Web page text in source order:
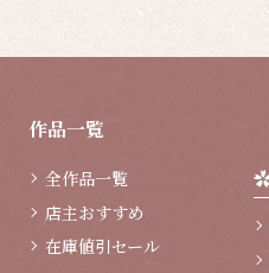
作品一覧
全作品一覧
店主おすすめ
在庫値引セール